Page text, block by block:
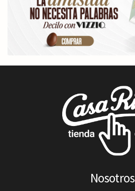
Nosotros